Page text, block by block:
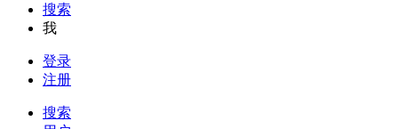
搜索
我
登录
注册
搜索